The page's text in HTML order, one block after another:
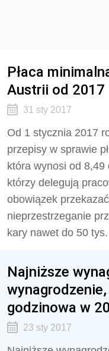
Płaca
Austrii od 2017
31 sty 2017
Od 1 stycznia 2017
przepisy w sprawie
która wynosi od
którzy delegują
obowiązek
nieprzestrzeganie
kary nawet do 50
Najniższe
godzinowa w
23 sty 2017